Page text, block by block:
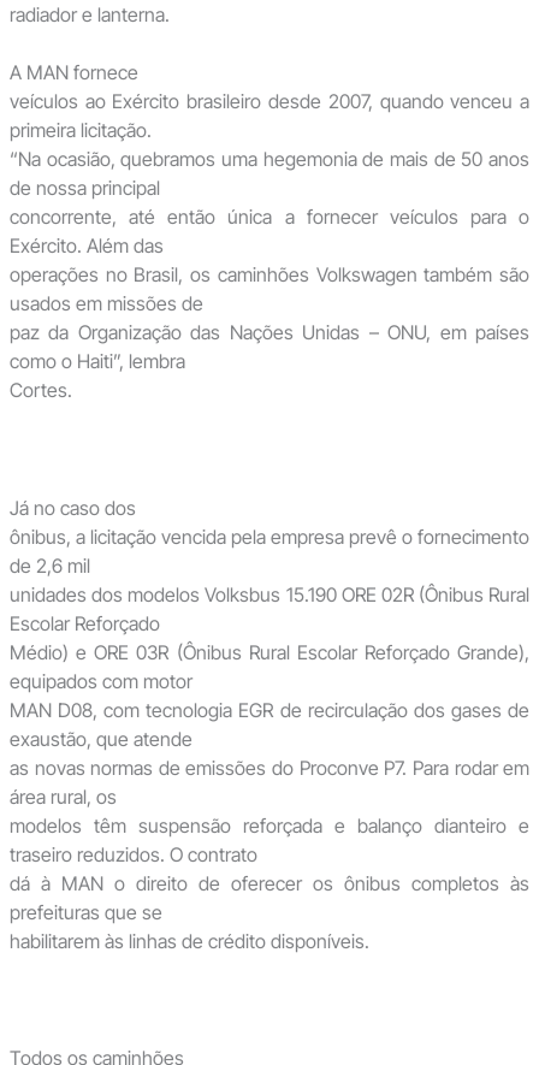
radiador e lanterna.
A MAN fornece
veículos ao Exército brasileiro desde 2007, quando venceu a
primeira licitação.
“Na ocasião, quebramos uma hegemonia de mais de 50 anos
de nossa principal
concorrente, até então única a fornecer veículos para o
Exército. Além das
operações no Brasil, os caminhões Volkswagen também são
usados em missões de
paz da Organização das Nações Unidas – ONU, em países
como o Haiti”, lembra
Cortes.
Já no caso dos
ônibus, a licitação vencida pela empresa prevê o fornecimento
de 2,6 mil
unidades dos modelos Volksbus 15.190 ORE 02R (Ônibus Rural
Escolar Reforçado
Médio) e ORE 03R (Ônibus Rural Escolar Reforçado Grande),
equipados com motor
MAN D08, com tecnologia EGR de recirculação dos gases de
exaustão, que atende
as novas normas de emissões do Proconve P7. Para rodar em
área rural, os
modelos têm suspensão reforçada e balanço dianteiro e
traseiro reduzidos. O contrato
dá à MAN o direito de oferecer os ônibus completos às
prefeituras que se
habilitarem às linhas de crédito disponíveis.
Todos os caminhões